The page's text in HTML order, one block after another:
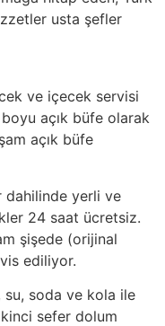
usta şefler
ve içecek servisi
açık büfe olarak
açık büfe
dahilinde yerli ve
24 saat ücretsiz.
şişede (orijinal
ediliyor.
su, soda ve kola ile
sefer dolum